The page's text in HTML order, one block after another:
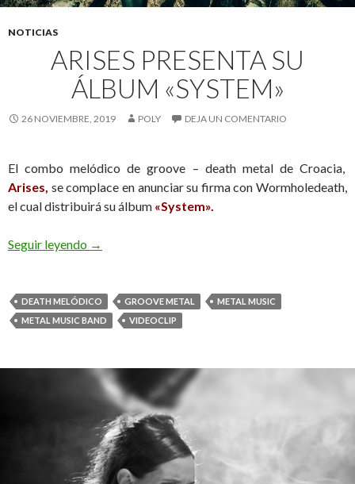
NOTICIAS
ARISES PRESENTA SU
ÁLBUM «SYSTEM»
26 NOVIEMBRE, 2019 POLY DEJA UN COMENTARIO
El combo melódico de groove – death metal de Croacia,
Arises, se complace en anunciar su firma con Wormholedeath,
el cual distribuirá su álbum «System».
Seguir leyendo Arises presenta su álbum «System»
→
DEATH MELÓDICO GROOVE METAL
METAL MUSIC
METAL MUSIC BAND
VIDEOCLIP